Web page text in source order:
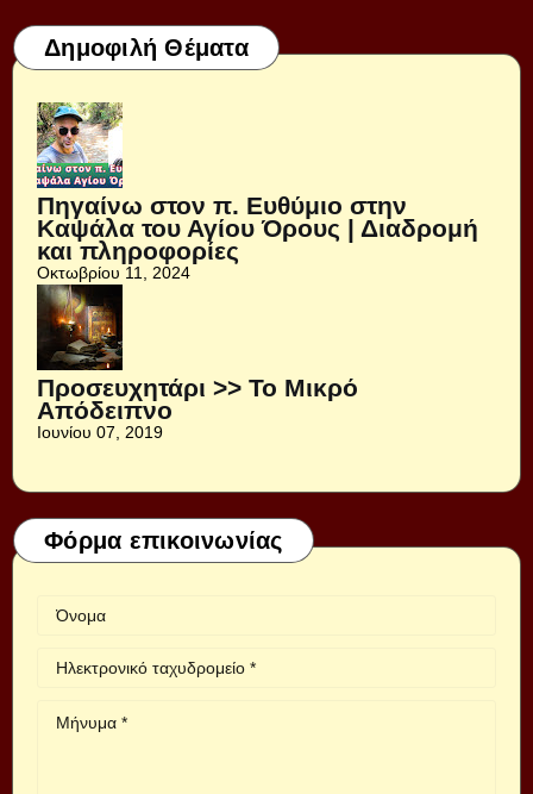
Δημοφιλή Θέματα
Πηγαίνω στον π. Ευθύμιο στην
Καψάλα του Αγίου Όρους | Διαδρομή
και πληροφορίες
Οκτωβρίου 11, 2024
Προσευχητάρι >> Το Μικρό
Απόδειπνο
Ιουνίου 07, 2019
Φόρμα επικοινωνίας